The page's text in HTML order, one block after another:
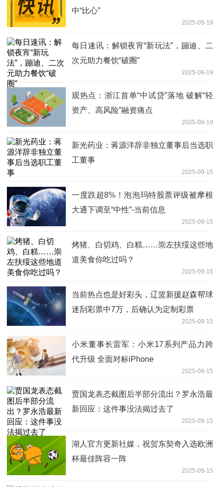
中“比心”
2025-09-19
每日速讯：解锁夜宵“新玩法”，蹦迪、二
次元助力餐饮“破圈”
2025-09-19
观热点：浙江首单“中试贷”落地 破解“轻
资产、高风险”融资痛点
2025-09-19
新光药业：蒋源洋辞非独立董事后当选职
工董事
2025-09-15
一度跌超8%！泡泡玛特股票评级被摩根
大通下调至“中性”-当前信息
2025-09-15
烤猪、白切鸡、白糕……崇左扶绥这些地
道美食你吃过吗？
2025-09-15
当前热点也是好彩头，辽篮新援赵森帮球
迷刮彩票中7万，后确认为定制彩票
2025-09-15
小米董事长雷军：小米17系列产品力跨
代升级 全面对标iPhone
2025-09-15
贾国龙表态截图后半部分流出？罗永浩最
新回应：这件事没法揭过去了
2025-09-15
湖人官方更新社媒，祝贺东契奇入选欧洲
杯最佳阵容一阵
2025-09-15